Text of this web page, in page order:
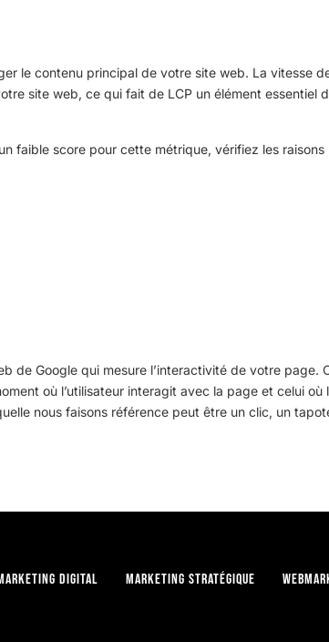
le contenu principal de votre site web. La vitesse
site web, ce qui fait de LCP un élément essentiel
faible score pour cette métrique, vérifiez les raisons
de Google qui mesure l’interactivité de votre page.
où l’utilisateur interagit avec la page et celui où
nous faisons référence peut être un clic, un
digital Marketing stratégique